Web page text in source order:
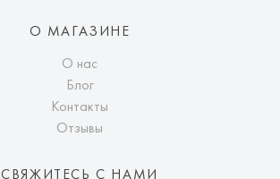
О МАГАЗИНЕ
О нас
Блог
Контакты
Отзывы
СВЯЖИТЕСЬ С НАМИ